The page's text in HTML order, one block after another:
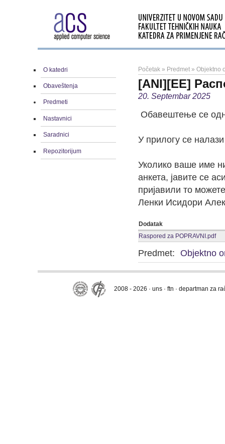
O katedri
Obaveštenja
Predmeti
Nastavnici
Saradnici
Repozitorijum
Početak » Predmet » Objektno
[ANI][EE]
20. Septembar 2025
Обавештење се
У прилогу се
Уколико ваше име
анкета, јавите се
пријавили то
Ленки Исидори
Dodatak
Raspored za POPRAVNI.pdf
Predmet: Objektno
2008 - 2026 · uns · ftn · departman za